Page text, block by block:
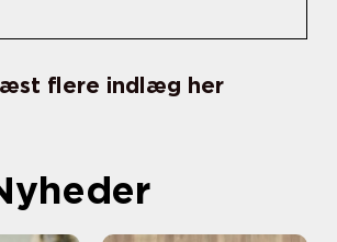
flere indlæg her